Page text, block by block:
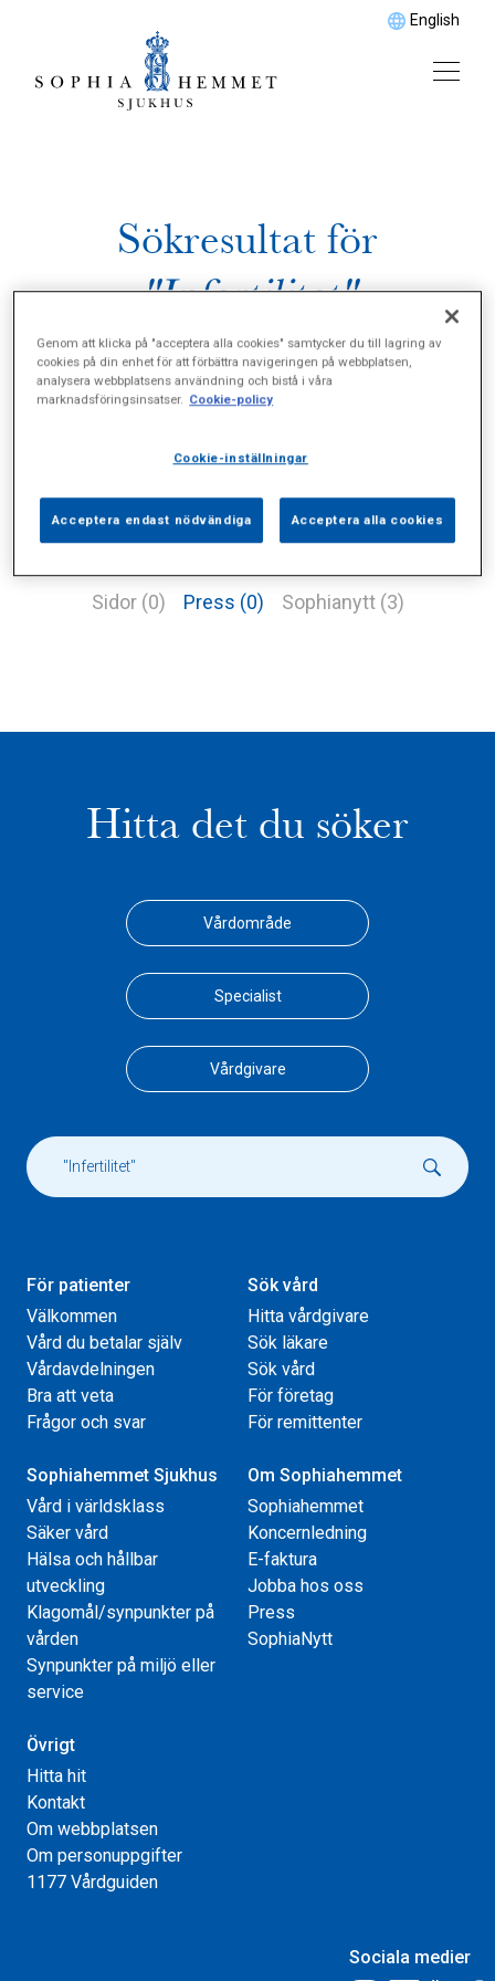
English
Sökresultat för
"Infertilitet"
Sidor (0) Press (0) Sophianytt (3)
Hitta det du söker
Vårdområde
Specialist
Vårdgivare
För patienter
Välkommen
Vård du betalar själv
Vårdavdelningen
Bra att veta
Frågor och svar
Sök vård
Hitta vårdgivare
Sök läkare
Sök vård
För företag
För remittenter
Sophiahemmet Sjukhus
Vård i världsklass
Säker vård
Hälsa och hållbar
utveckling
Klagomål/synpunkter på
vården
Synpunkter på miljö eller
service
Om Sophiahemmet
Sophiahemmet
Koncernledning
E-faktura
Jobba hos oss
Press
SophiaNytt
Övrigt
Hitta hit
Kontakt
Om webbplatsen
Om personuppgifter
1177 Vårdguiden
Sociala medier
Genom att klicka på "acceptera alla cookies" samtycker du till lagring av
cookies på din enhet för att förbättra navigeringen på webbplatsen,
analysera webbplatsens användning och bistå i våra
marknadsföringsinsatser. Cookie-policy
Cookie-inställningar
Acceptera endast nödvändiga Acceptera alla cookies